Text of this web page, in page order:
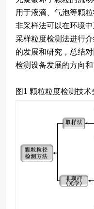
用于液滴、气泡等颗
非采样法可以在环境
采样粒度检测法进行
的发展和研究，总结
检测设备发展的方向和
图1 颗粒粒度检测技术